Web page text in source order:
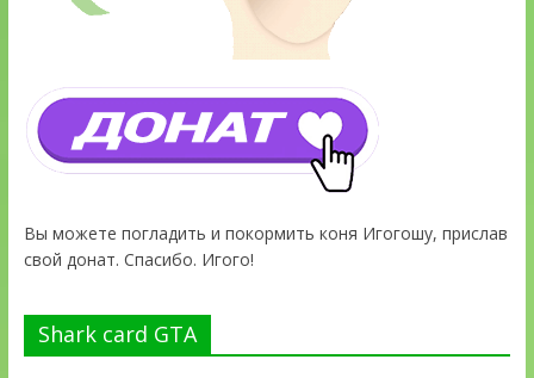
Вы можете погладить и покормить коня Игогошу, прислав
свой донат. Спасибо. Игого!
Shark card GTA